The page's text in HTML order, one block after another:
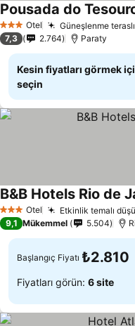
3 YıldızOtel Güneşlenme
Pousada do
7,3 2.764 Paraty
Kesin fiyatları görmek
seçin
3 YıldızOtel Etkinlik temalı
B&B Hotels Rio de
9,1 Mükemmel 5.504
Başlangıç Fiyatı ₺2.810
Fiyatları görün: 6 site